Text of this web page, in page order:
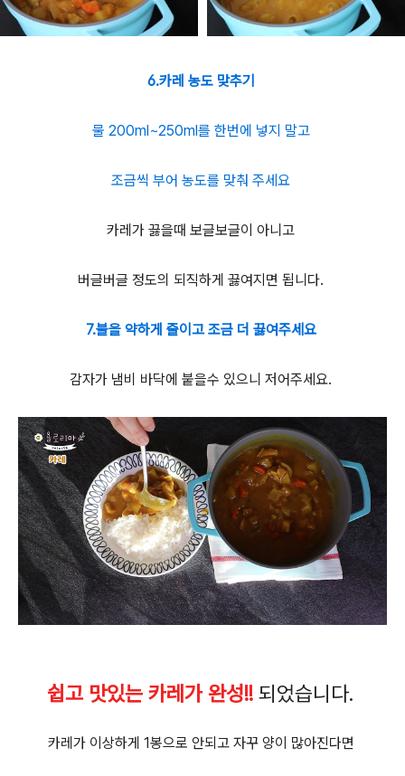
6.카레 농도 맞추기
물 200ml~250ml를 한번에 넣지 말고
조금씩 부어 농도를 맞춰 주세요
카레가 끓을때 보글보글이 아니고
버글버글 정도의 되직하게 끓여지면 됩니다.
7.불을 약하게 줄이고 조금 더 끓여주세요
감자가 냄비 바닥에 붙을수 있으니 저어주세요.
쉽고 맛있는 카레가 완성!!되었습니다.
카레가 이상하게 1봉으로 안되고 자꾸 양이 많아진다면